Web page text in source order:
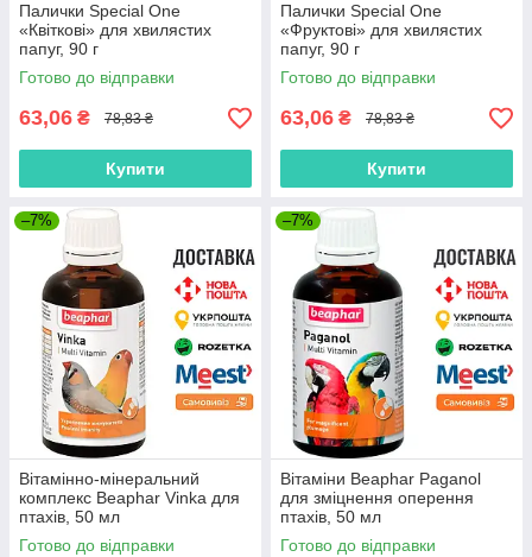
Палички Speciаl One
«Квіткові» для хвилястих
папуг, 90 г
Готово до відправки
63,06 ₴ 78,83 ₴
Купити
Палички Speciаl One
«Фруктові» для хвилястих
папуг, 90 г
Готово до відправки
63,06 ₴ 78,83 ₴
Купити
–7%
Вітамінно-мінеральний
комплекс Beaphar Vinka для
птахів, 50 мл
Готово до відправки
–7%
Вітаміни Beaphar Paganol
для зміцнення оперення
птахів, 50 мл
Готово до відправки